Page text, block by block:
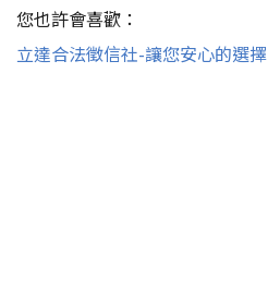
您也許會喜歡：
立達合法徵信社-讓您安心的選擇